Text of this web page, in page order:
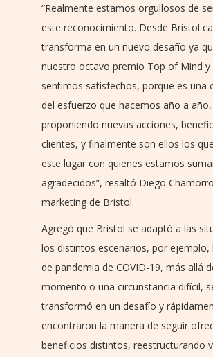
“Realmente estamos orgullosos de
este reconocimiento. Desde Bristol
transforma en un nuevo desafío ya
nuestro octavo premio Top of Mind y
sentimos satisfechos, porque es una
del esfuerzo que hacemos año a año,
proponiendo nuevas acciones,
clientes, y finalmente son ellos los
este lugar con quienes estamos
agradecidos”, resaltó Diego
marketing de Bristol.
Agregó que Bristol se adaptó a las
los distintos escenarios, por ejemplo,
de pandemia de COVID-19, más allá
momento o una circunstancia difícil,
transformó en un desafío y
encontraron la manera de seguir
beneficios distintos, reestructurando